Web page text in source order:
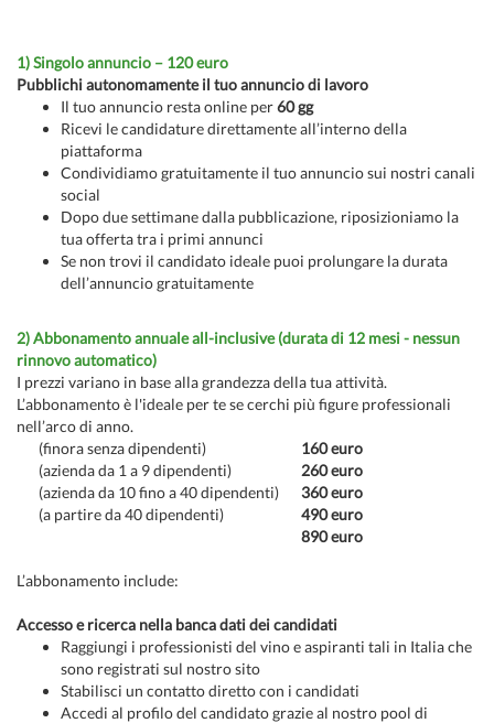
1) Singolo annuncio – 120 euro
Pubblichi autonomamente il tuo annuncio di lavoro
Il tuo annuncio resta online per60 gg
Ricevi le candidature direttamente all’interno della
piattaforma
Condividiamo gratuitamente il tuo annuncio sui nostri canali
social
Dopo due settimane dalla pubblicazione, riposizioniamo la
tua offerta tra i primi annunci
Se non trovi il candidato ideale puoi prolungare la durata
dell’annuncio gratuitamente
2) Abbonamento annuale all-inclusive (durata di 12 mesi - nessun
rinnovo automatico)
I prezzi variano in base alla grandezza della tua attività.
L’abbonamento è l'ideale per te se cerchi più figure professionali
nell’arco di anno.
(finora senza dipendenti)
(azienda da 1 a 9 dipendenti)
(azienda da 10 fino a 40 dipendenti)
(a partire da 40 dipendenti)
160 euro
260 euro
360 euro
490 euro
890 euro
L’abbonamento include:
Accesso e ricerca nella banca dati dei candidati
Raggiungi i professionisti del vino e aspiranti tali in Italia che
sono registrati sul nostro sito
Stabilisci un contatto diretto con i candidati
Accedi al profilo del candidato grazie al nostro pool di